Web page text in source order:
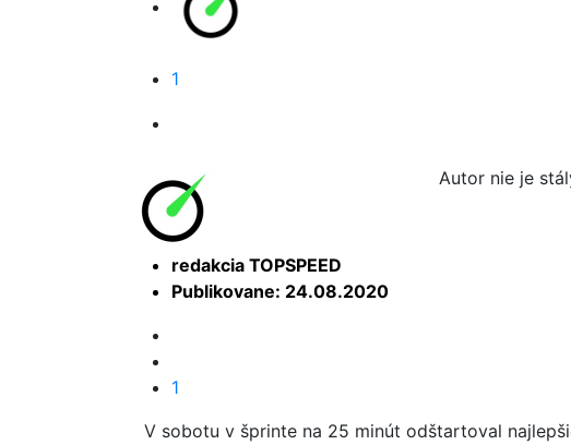
1
redakcia TOPSPEED
Publikovane: 24.08.2020
Autor nie je
1
V sobotu v šprinte na 25 minút odštartoval